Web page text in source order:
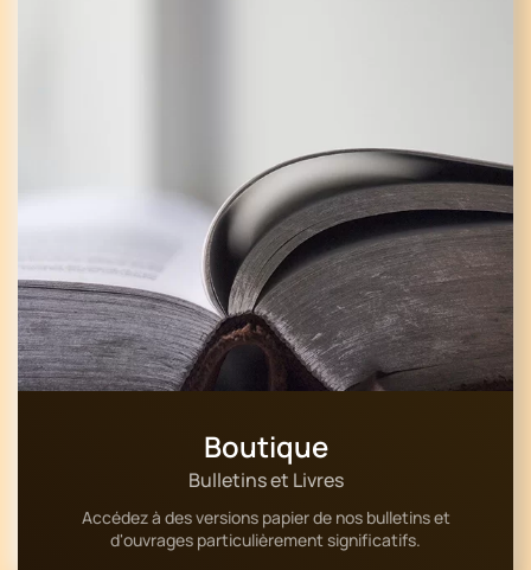
Boutique
Bulletins et Livres
Accédez à des versions papier de nos bulletins et
d'ouvrages particulièrement significatifs.